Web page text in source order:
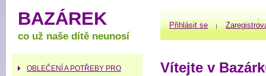
Přihlásit se
Vítejte v
BAZÁREK
co už naše dítě neunosí
OBLEČENÍ A POTŘEBY PRO